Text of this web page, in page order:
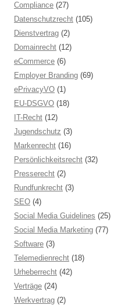
Compliance (27)
Datenschutzrecht (105)
Dienstvertrag (2)
Domainrecht (12)
eCommerce (6)
Employer Branding (69)
ePrivacyVO (1)
EU-DSGVO (18)
IT-Recht (12)
Jugendschutz (3)
Markenrecht (16)
Persönlichkeitsrecht (32)
Presserecht (2)
Rundfunkrecht (3)
SEO (4)
Social Media Guidelines (25)
Social Media Marketing (77)
Software (3)
Telemedienrecht (18)
Urheberrecht (42)
Verträge (24)
Werkvertrag (2)